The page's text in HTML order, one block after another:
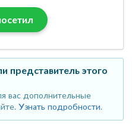
представитель этого
вас дополнительные
Узнать подробности.